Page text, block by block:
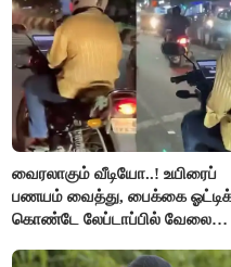
வைரலாகும் வீடியோ..! உயிரைப்
பணயம் வைத்து, பைக்கை
கொண்டே லேப்டாப்பில் வேலை